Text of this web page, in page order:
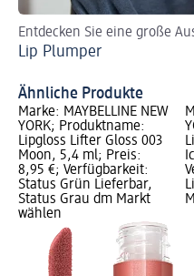
Entdecken Sie eine große
Lip Plumper
Ähnliche Produkte
Marke: MAYBELLINE NEW
YORK; Produktname:
Lipgloss Lifter Gloss 003
Moon, 5,4 ml; Preis:
8,95 €; Verfügbarkeit:
Status Grün Lieferbar,
Status Grau dm Markt
wählen